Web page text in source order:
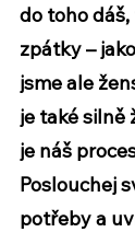
do toho
zpátky –
jsme ale
je také silně
je náš
Poslouchej
potřeby a